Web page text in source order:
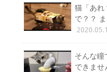
猫「あれ
で？？ ま
そんな瞳
できませ